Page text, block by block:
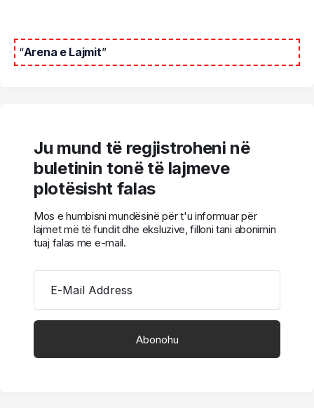
“Arena e Lajmit”
Ju mund të regjistroheni në
buletinin tonë të lajmeve
plotësisht falas
Mos e humbisni mundësinë për t'u informuar për
lajmet më të fundit dhe eksluzive, filloni tani abonimin
tuaj falas me e-mail.
E-Mail Address